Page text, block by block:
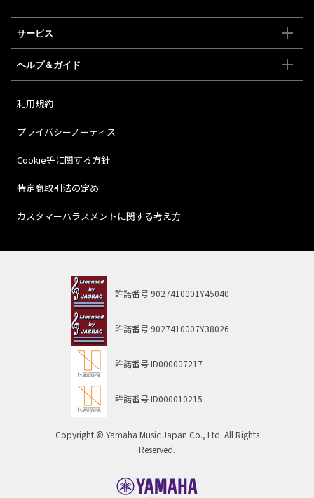
サービス
ヘルプ＆ガイド
利用規約
プライバシーノーティス
Cookie等に関する方針
特定商取引法の定め
カスタマーハラスメントに関する考え方
Copyright © Yamaha Music Japan Co., Ltd. All Rights
Reserved.
許諾番号 9027410001Y45040
許諾番号 9027410007Y38026
許諾番号ID000007217
許諾番号ID000010215